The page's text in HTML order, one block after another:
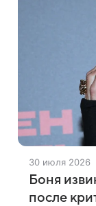
30 июля 2026
Боня
после